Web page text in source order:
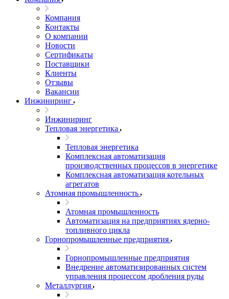
Компания
Контакты
О компании
Новости
Сертификаты
Поставщики
Клиенты
Отзывы
Вакансии
Инжиниринг
Инжиниринг
Тепловая энергетика
Тепловая энергетика
Комплексная автоматизация
производственных процессов в энергетике
Комплексная автоматизация котельных
агрегатов
Атомная промышленность
Атомная промышленность
Автоматизация на предприятиях ядерно-
топливного цикла
Горнопромышленные предприятия
Горнопромышленные предприятия
Внедрение автоматизированных систем
управления процессом дробления руды
Металлургия